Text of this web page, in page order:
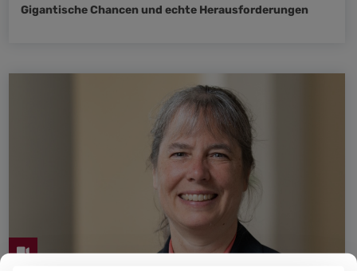
Gigantische Chancen und echte Herausforderungen